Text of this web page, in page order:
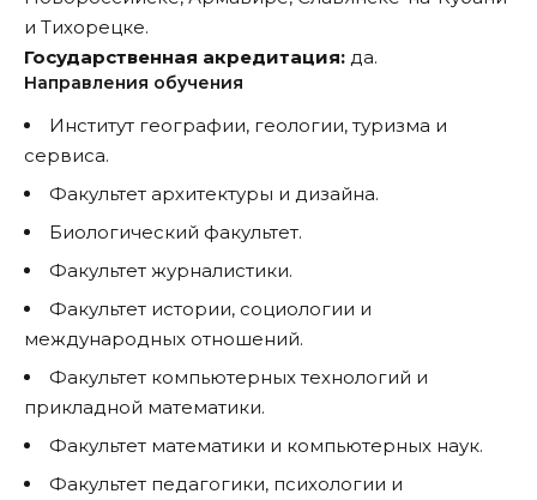
и Тихорецке.
Государственная акредитация: да.
Направления обучения
Институт географии, геологии, туризма и
сервиса.
Факультет архитектуры и дизайна.
Биологический факультет.
Факультет журналистики.
Факультет истории, социологии и
международных отношений.
Факультет компьютерных технологий и
прикладной математики.
Факультет математики и компьютерных наук.
Факультет педагогики, психологии и